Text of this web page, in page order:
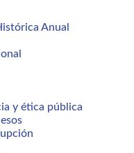
Anual
y ética pública